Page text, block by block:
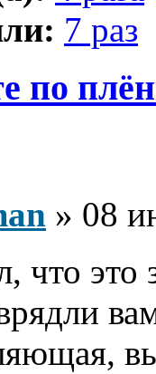
7 раз
по
» 08
что это